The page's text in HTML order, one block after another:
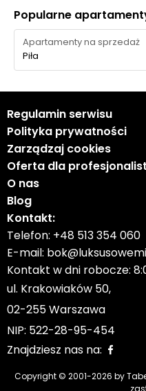
Popularne
Apartamenty na sprzedaż
Piła
Regulamin serwisu
Polityka prywatności
Zarządzaj cookies
Oferta dla
O nas
Blog
Kontakt:
Telefon: +48 513 354 060
E-mail:
Kontakt w dni robocze:
ul. Krakowiaków 50,
02-255 Warszawa
NIP: 522-28-95-454
Znajdziesz nas na:
Copyright © 2001-2026 by